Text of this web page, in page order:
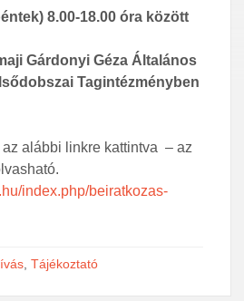
8.00-18.00 óra között
Gárdonyi Géza Általános
Tagintézményben
alábbi linkre kattintva – az
index.php/beiratkozas-
Tájékoztató